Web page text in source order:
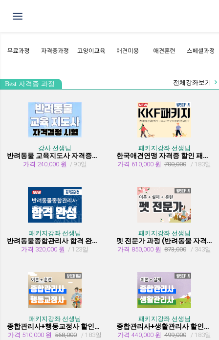
Toggle navigation
Best 자격증 과정 전체강좌보기
강사 선생님
반려동물 교육지도사 자격증과정
가격 240,000 원 / 90일
패키지강좌 선생님
한국애견연맹 자격증 할인 패키지 과정 (종합관리사 + 행동교정사)
가격 610,000 원 700,000 / 183일
패키지강좌 선생님
반려동물종합관리사 합격 완성 패키지
가격 320,000 원 / 123일
패키지강좌 선생님
펫 전문가 과정 (반려동물 자격증 취득과정)
가격 850,000 원 873,000 / 343일
패키지강좌 선생님
종합관리사+행동교정사 할인패키지과정
가격 510,000 원 568,000 / 183일
패키지강좌 선생님
종합관리사+생활관리사 할인패키지과정
가격 440,000 원 499,000 / 183일